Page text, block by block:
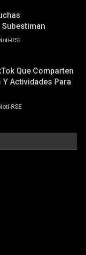
RSE
Que Comparten
Y Actividades Para
Noti-RSE